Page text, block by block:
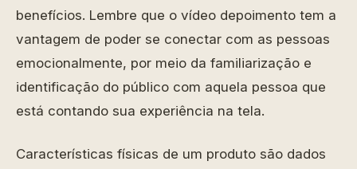
benefícios. Lembre que o vídeo depoimento tem a
vantagem de poder se conectar com as pessoas
emocionalmente, por meio da familiarização e
identificação do público com aquela pessoa que
está contando sua experiência na tela.
Características físicas de um produto são dados